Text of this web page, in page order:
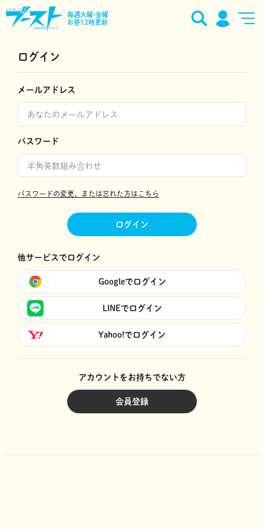
毎週火曜•金曜
お昼12時更新
ログイン
メールアドレス
パスワード
パスワードの変更、または忘れた方はこちら
ログイン
他サービスでログイン
Googleでログイン
LINEでログイン
Yahoo!でログイン
アカウントをお持ちでない方
会員登録